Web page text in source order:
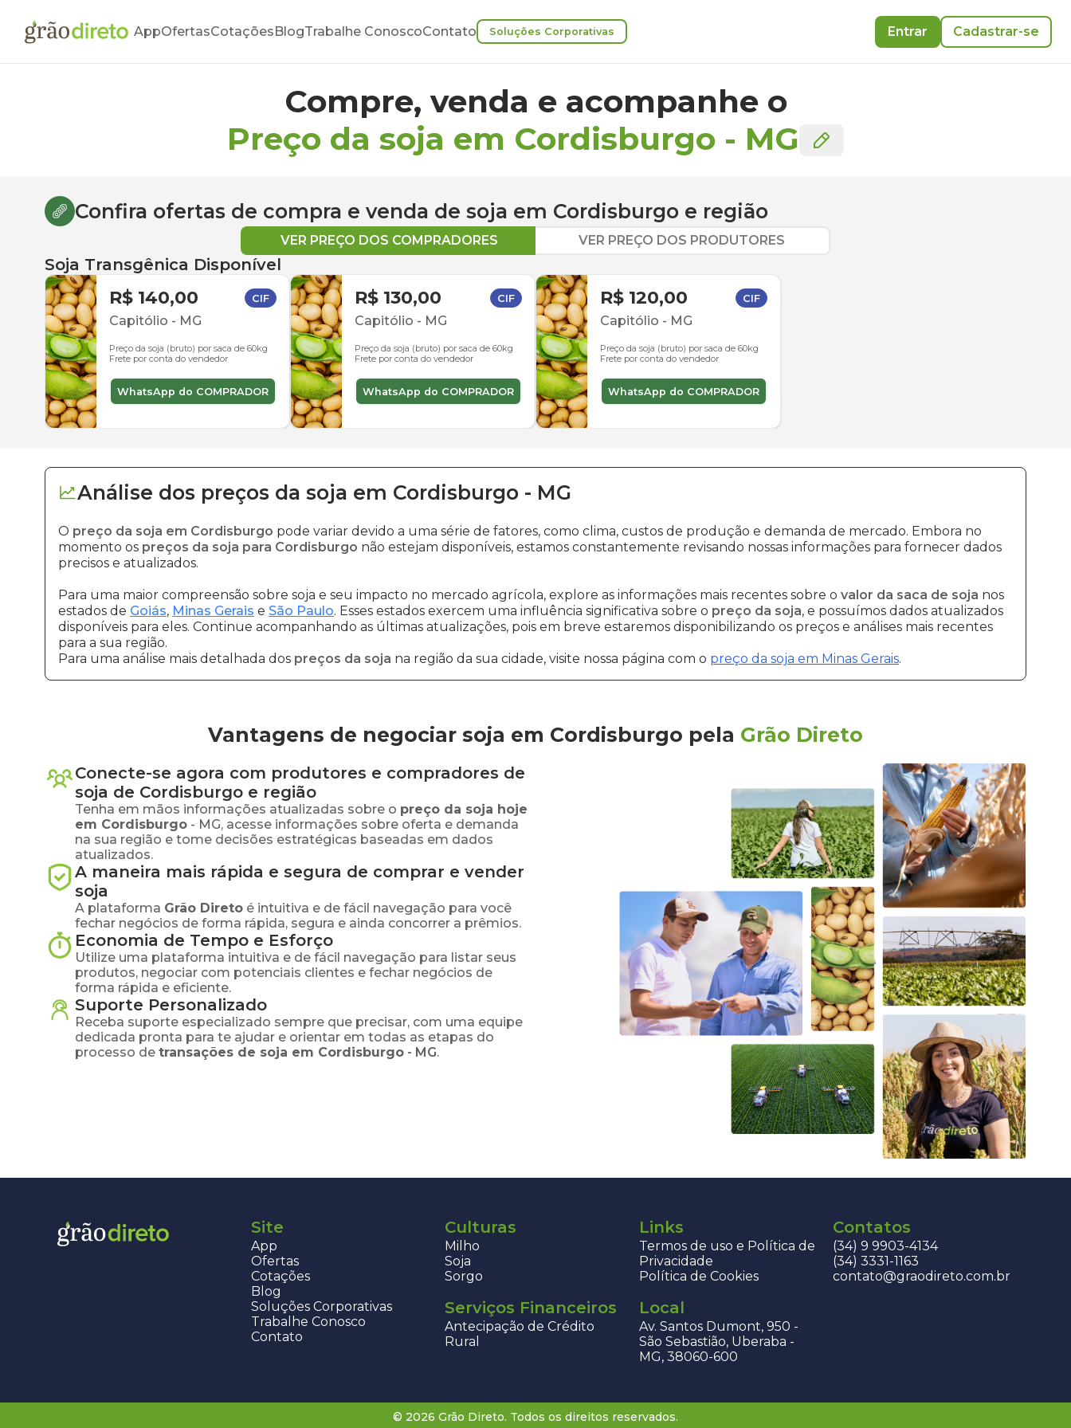
AppOfertasCotaçõesBlogTrabalhe ConoscoContato Soluções Corporativas Entrar Cadastrar-se
Compre, venda e acompanhe o
Preço da soja em Cordisburgo - MG
Confira ofertas de compra e venda de soja em Cordisburgo e região
VER PREÇO DOS COMPRADORES VER PREÇO DOS PRODUTORES
Soja Transgênica Disponível
R$ 140,00 CIF
Capitólio - MG
Preço da soja (bruto) por saca de 60kg
Frete por conta do vendedor
WhatsApp do COMPRADOR
R$ 130,00 CIF
Capitólio - MG
Preço da soja (bruto) por saca de 60kg
Frete por conta do vendedor
WhatsApp do COMPRADOR
R$ 120,00 CIF
Capitólio - MG
Preço da soja (bruto) por saca de 60kg
Frete por conta do vendedor
WhatsApp do COMPRADOR
Análise dos preços da soja em Cordisburgo - MG
O preço da soja em Cordisburgo pode variar devido a uma série de fatores, como clima, custos de produção e demanda de mercado. Embora no
momento os preços da soja para Cordisburgo não estejam disponíveis, estamos constantemente revisando nossas informações para fornecer dados
precisos e atualizados.
Para uma maior compreensão sobre soja e seu impacto no mercado agrícola, explore as informações mais recentes sobre o valor da saca de soja nos
estados de Goiás, Minas Gerais e São Paulo. Esses estados exercem uma influência significativa sobre o preço da soja, e possuímos dados atualizados
disponíveis para eles. Continue acompanhando as últimas atualizações, pois em breve estaremos disponibilizando os preços e análises mais recentes
para a sua região.
Para uma análise mais detalhada dos preços da soja na região da sua cidade, visite nossa página com o preço da soja em Minas Gerais.
Vantagens de negociar soja em Cordisburgo pela Grão Direto
Conecte-se agora com produtores e compradores de
soja de Cordisburgo e região
Tenha em mãos informações atualizadas sobre o preço da soja hoje
em Cordisburgo - MG, acesse informações sobre oferta e demanda
na sua região e tome decisões estratégicas baseadas em dados
atualizados.
A maneira mais rápida e segura de comprar e vender
soja
A plataforma Grão Direto é intuitiva e de fácil navegação para você
fechar negócios de forma rápida, segura e ainda concorrer a prêmios.
Economia de Tempo e Esforço
Utilize uma plataforma intuitiva e de fácil navegação para listar seus
produtos, negociar com potenciais clientes e fechar negócios de
forma rápida e eficiente.
Suporte Personalizado
Receba suporte especializado sempre que precisar, com uma equipe
dedicada pronta para te ajudar e orientar em todas as etapas do
processo de transações de soja em Cordisburgo - MG.
Site
App
Ofertas
Cotações
Blog
Soluções Corporativas
Trabalhe Conosco
Contato
Culturas
Milho
Soja
Sorgo
Links
Termos de uso e Política de
Privacidade
Política de Cookies
Contatos
(34) 9 9903-4134
(34) 3331-1163
contato@graodireto.com.br
Serviços Financeiros
Antecipação de Crédito
Rural
Local
Av. Santos Dumont, 950 -
São Sebastião, Uberaba -
MG, 38060-600
© 2026 Grão Direto. Todos os direitos reservados.